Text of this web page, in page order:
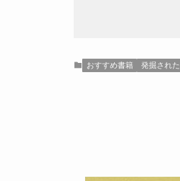
おすすめ書籍 発掘され